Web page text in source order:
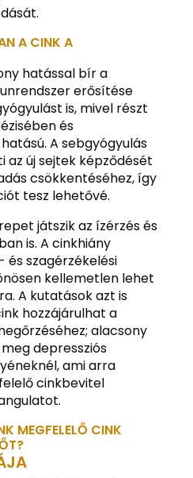
A CINK A
hatással bír a
erősítése
is, mivel részt
és
A sebgyógyulás
az új sejtek képződését
csökkentéséhez, így
tesz lehetővé.
játszik az ízérzés és
is. A cinkhiány
szagérzékelési
kellemetlen lehet
A kutatások azt is
hozzájárulhat a
alacsony
depressziós
ami arra
cinkbevitel
MEGFELELŐ CINK